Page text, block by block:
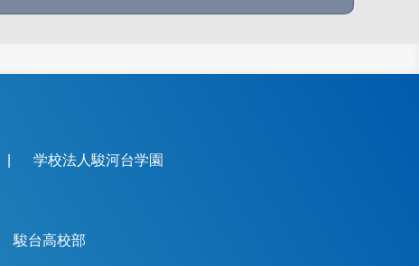
学校法人駿河台学園
駿台高校部